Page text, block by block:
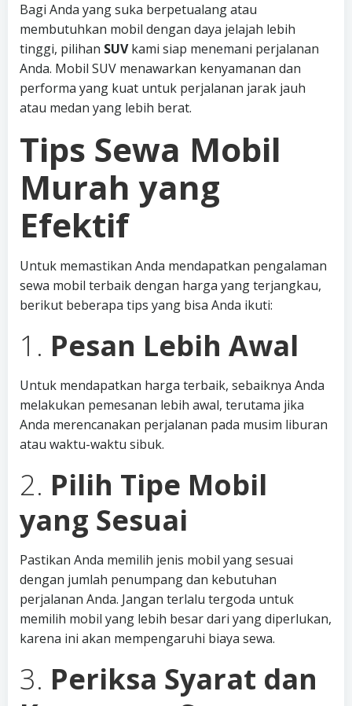
Bagi Anda yang suka berpetualang atau
membutuhkan mobil dengan daya jelajah lebih
tinggi, pilihan SUVkami siap menemani perjalanan
Anda. Mobil SUV menawarkan kenyamanan dan
performa yang kuat untuk perjalanan jarak jauh
atau medan yang lebih berat.
Tips Sewa Mobil
Murah yang
Efektif
Untuk memastikan Anda mendapatkan pengalaman
sewa mobil terbaik dengan harga yang terjangkau,
berikut beberapa tips yang bisa Anda ikuti:
1. Pesan Lebih Awal
Untuk mendapatkan harga terbaik, sebaiknya Anda
melakukan pemesanan lebih awal, terutama jika
Anda merencanakan perjalanan pada musim liburan
atau waktu-waktu sibuk.
2. Pilih Tipe Mobil
yang Sesuai
Pastikan Anda memilih jenis mobil yang sesuai
dengan jumlah penumpang dan kebutuhan
perjalanan Anda. Jangan terlalu tergoda untuk
memilih mobil yang lebih besar dari yang diperlukan,
karena ini akan mempengaruhi biaya sewa.
3. Periksa Syarat dan